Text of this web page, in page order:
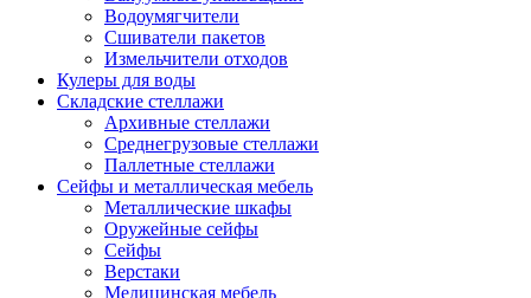
Водоумягчители
Сшиватели пакетов
Измельчители отходов
Кулеры для воды
Складские стеллажи
Архивные стеллажи
Среднегрузовые стеллажи
Паллетные стеллажи
Сейфы и металлическая мебель
Металлические шкафы
Оружейные сейфы
Сейфы
Верстаки
Медицинская мебель